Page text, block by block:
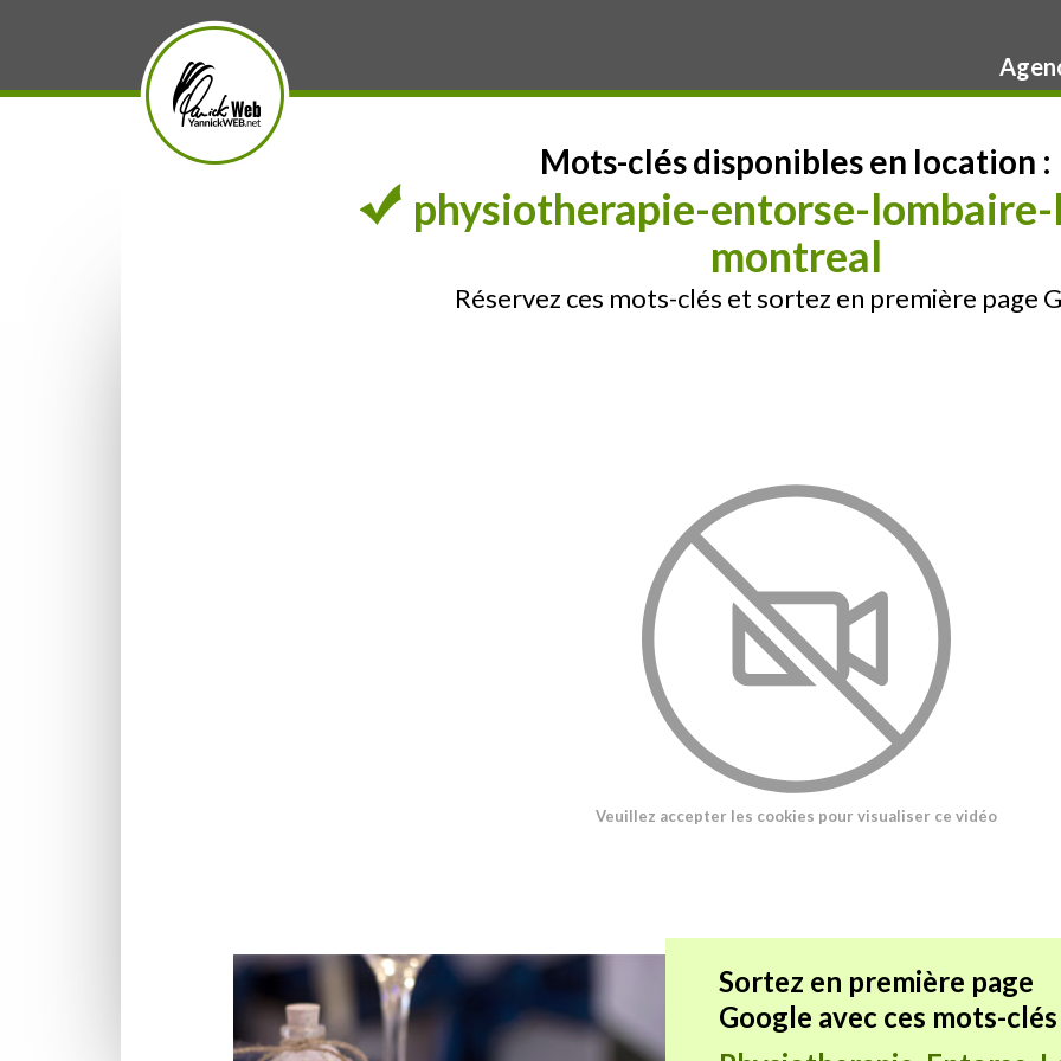
Mots-clés disponibles en location :
physiotherapie-entorse-
montreal
Réservez ces mots-clés et sortez en première page
Veuillez accepter les cookies pour visualiser ce vidéo
Sortez en première page
Google avec ces mots-clés